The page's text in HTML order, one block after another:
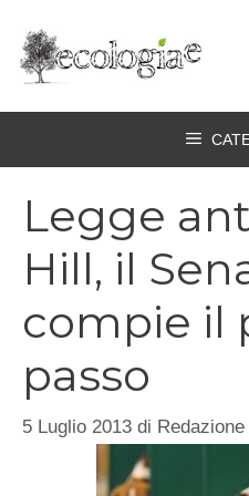
contenuto
Legge
Hill, il
compie il
passo
5 Luglio 2013 di Redazione